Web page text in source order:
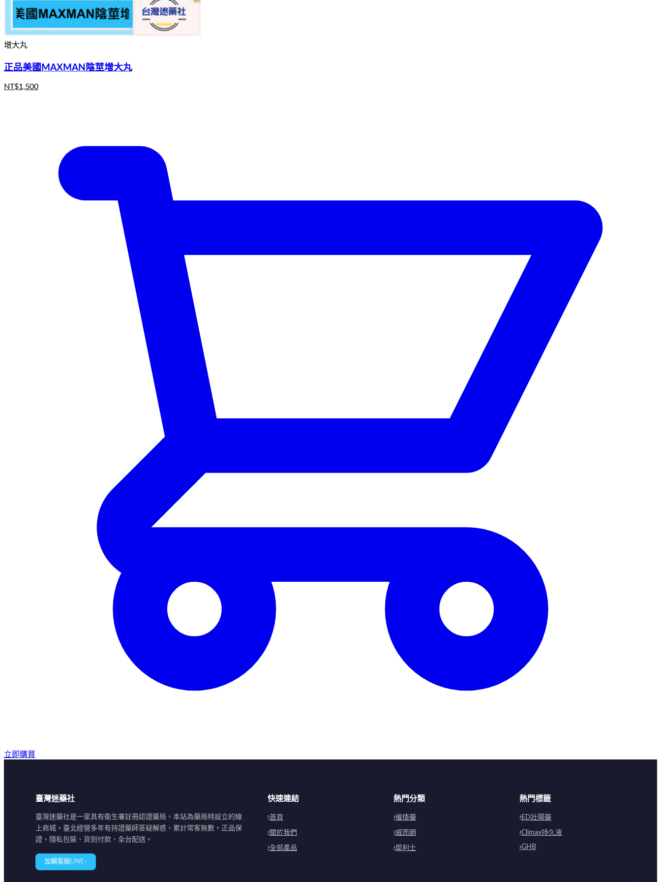
增大丸
正品美國MAXMAN陰莖增大丸
NT$1,500
立即購買
臺灣迷藥社
臺灣迷藥社是一家具有衛生署註冊認證藥局，本站為藥局特設立的線
上商城。臺北經營多年有持證藥師答疑解惑，累計常客無數。正品保
證、隱私包裝、貨到付款、全台配送。
加賴客服LINE ›
快速連結
首頁
關於我們
全部產品
熱門分類
催情藥
威而鋼
犀利士
熱門標籤
ED壯陽藥
Climax持久液
GHB